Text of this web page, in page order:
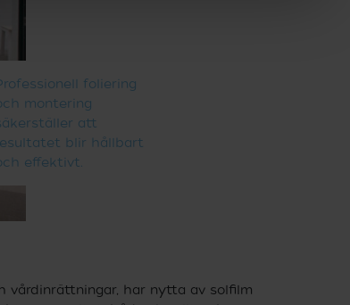
foliering
montering
att
blir hållbart
effektivt.
vårdinrättningar, har nytta av solfilm